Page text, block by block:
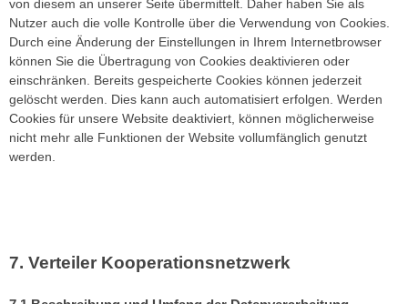
von diesem an unserer Seite übermittelt. Daher haben Sie als
Nutzer auch die volle Kontrolle über die Verwendung von Cookies.
Durch eine Änderung der Einstellungen in Ihrem Internetbrowser
können Sie die Übertragung von Cookies deaktivieren oder
einschränken. Bereits gespeicherte Cookies können jederzeit
gelöscht werden. Dies kann auch automatisiert erfolgen. Werden
Cookies für unsere Website deaktiviert, können möglicherweise
nicht mehr alle Funktionen der Website vollumfänglich genutzt
werden.
Verteiler Kooperationsnetzwerk